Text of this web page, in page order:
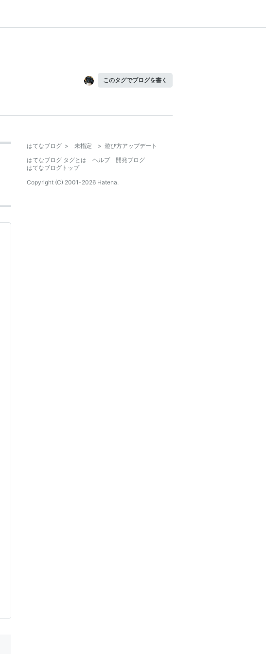
このタグでブログを書く
はてなブログ > 未指定 > 遊び方アップデート
はてなブログ タグとは
ヘルプ
開発ブログ
はてなブログトップ
Copyright (C) 2001-2026 Hatena.